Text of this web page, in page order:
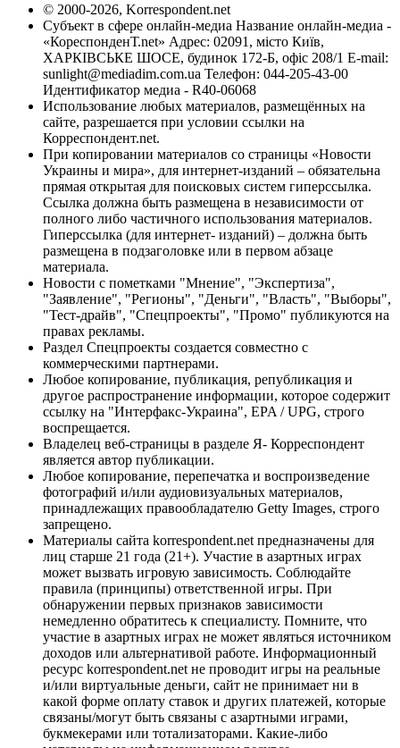
© 2000-2026, Korrespondent.net
Субъект в сфере онлайн-медиа Название онлайн-медиа -
«КореспонденТ.net» Адрес: 02091, місто Київ,
ХАРКІВСЬКЕ ШОСЕ, будинок 172-Б, офіс 208/1 E-mail:
sunlight@mediadim.com.ua Телефон: 044-205-43-00
Идентификатор медиа - R40-06068
Использование любых материалов, размещённых на
сайте, разрешается при условии ссылки на
Корреспондент.net.
При копировании материалов со страницы «Новости
Украины и мира», для интернет-изданий – обязательна
прямая открытая для поисковых систем гиперссылка.
Ссылка должна быть размещена в независимости от
полного либо частичного использования материалов.
Гиперссылка (для интернет- изданий) – должна быть
размещена в подзаголовке или в первом абзаце
материала.
Новости с пометками "Мнение", "Экспертиза",
"Заявление", "Регионы", "Деньги", "Власть", "Выборы",
"Тест-драйв", "Спецпроекты", "Промо" публикуются на
правах рекламы.
Раздел Спецпроекты создается совместно с
коммерческими партнерами.
Любое копирование, публикация, републикация и
другое распространение информации, которое содержит
ссылку на "Интерфакс-Украина", EPA / UPG, строго
воспрещается.
Владелец веб-страницы в разделе Я- Корреспондент
является автор публикации.
Любое копирование, перепечатка и воспроизведение
фотографий и/или аудиовизуальных материалов,
принадлежащих правообладателю Getty Images, строго
запрещено.
Материалы сайта korrespondent.net предназначены для
лиц старше 21 года (21+). Участие в азартных играх
может вызвать игровую зависимость. Соблюдайте
правила (принципы) ответственной игры. При
обнаружении первых признаков зависимости
немедленно обратитесь к специалисту. Помните, что
участие в азартных играх не может являться источником
доходов или альтернативой работе. Информационный
ресурс korrespondent.net не проводит игры на реальные
и/или виртуальные деньги, сайт не принимает ни в
какой форме оплату ставок и других платежей, которые
связаны/могут быть связаны с азартными играми,
букмекерами или тотализаторами. Какие-либо